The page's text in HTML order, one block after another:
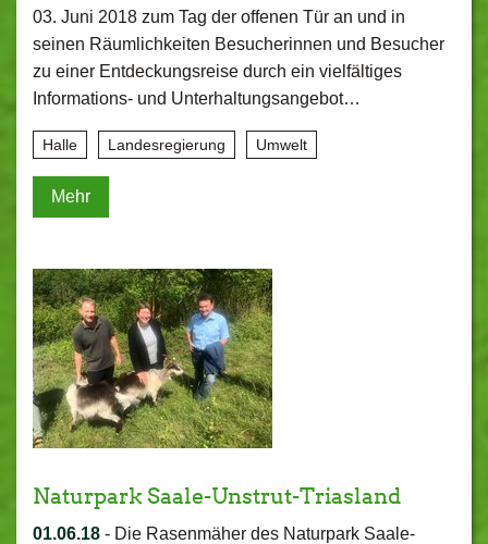
03. Juni 2018 zum Tag der offenen Tür an und in
seinen Räumlichkeiten Besucherinnen und Besucher
zu einer Entdeckungsreise durch ein vielfältiges
Informations- und Unterhaltungsangebot…
Halle Landesregierung Umwelt
Mehr
Naturpark Saale-Unstrut-Triasland
01.06.18 - Die Rasenmäher des Naturpark Saale-